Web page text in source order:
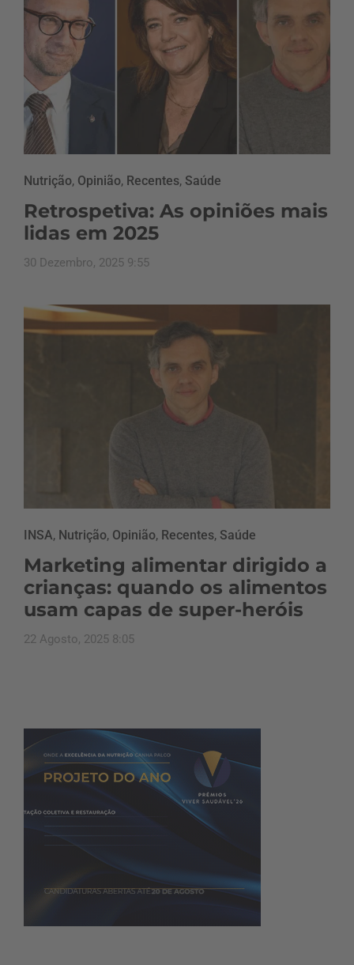
Nutrição, Opinião, Recentes, Saúde
Retrospetiva: As opiniões mais
lidas em 2025
30 Dezembro, 2025 9:55
INSA, Nutrição, Opinião, Recentes, Saúde
Marketing alimentar dirigido a
crianças: quando os alimentos
usam capas de super-heróis
22 Agosto, 2025 8:05